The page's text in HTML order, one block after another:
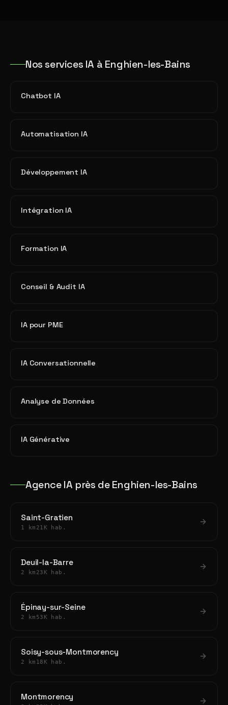
Nos services IA à Enghien-les-Bains
Chatbot IA
Automatisation IA
Développement IA
Intégration IA
Formation IA
Conseil & Audit IA
IA pour PME
IA Conversationnelle
Analyse de Données
IA Générative
Agence IA près de Enghien-les-Bains
Saint-Gratien
1 km 21K hab.
Deuil-la-Barre
2 km 23K hab.
Épinay-sur-Seine
2 km 53K hab.
Soisy-sous-Montmorency
2 km 18K hab.
Montmorency